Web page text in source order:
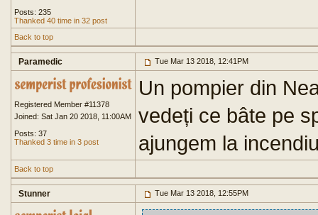
Posts: 235
Thanked 40 time in 32 post
Back to top
Paramedic Tue Mar 13 2018, 12:41PM
Registered Member #11378
Joined: Sat Jan 20 2018, 11:00AM
Posts: 37
Thanked 3 time in 3 post
Un pompier din
vedeți ce bâte pe
ajungem la
Back to top
Stunner Tue Mar 13 2018, 12:55PM